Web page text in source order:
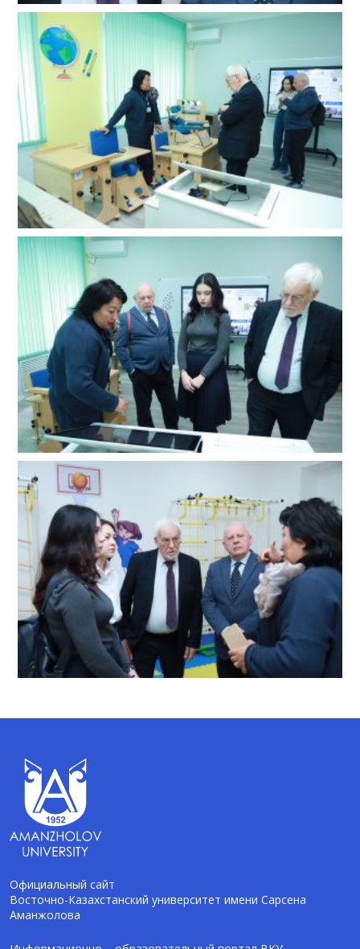
Официальный сайт
Восточно-Казахстанский университет имени Сарсена
Аманжолова
Помощник Amanzholov University